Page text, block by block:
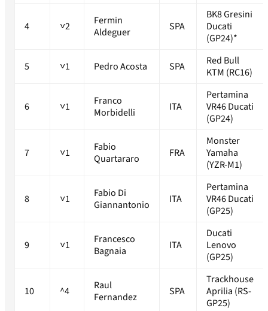
4 ˅2
Fermin
Aldeguer
SPA
BK8 Gresini
Ducati
(GP24)*
5 ˅1 Pedro Acosta SPA
Red Bull
KTM (RC16)
6 ˅1
Franco
Morbidelli
ITA
Pertamina
VR46 Ducati
(GP24)
7 ˅1
Fabio
Quartararo
FRA
Monster
Yamaha
(YZR-M1)
8 ˅1
Fabio Di
Giannantonio
ITA
Pertamina
VR46 Ducati
(GP25)
9 ˅1
Francesco
Bagnaia
ITA
Ducati
Lenovo
(GP25)
10 ^4
Raul
Fernandez
SPA
Trackhouse
Aprilia (RS-
GP25)